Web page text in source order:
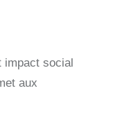
impact social
aux